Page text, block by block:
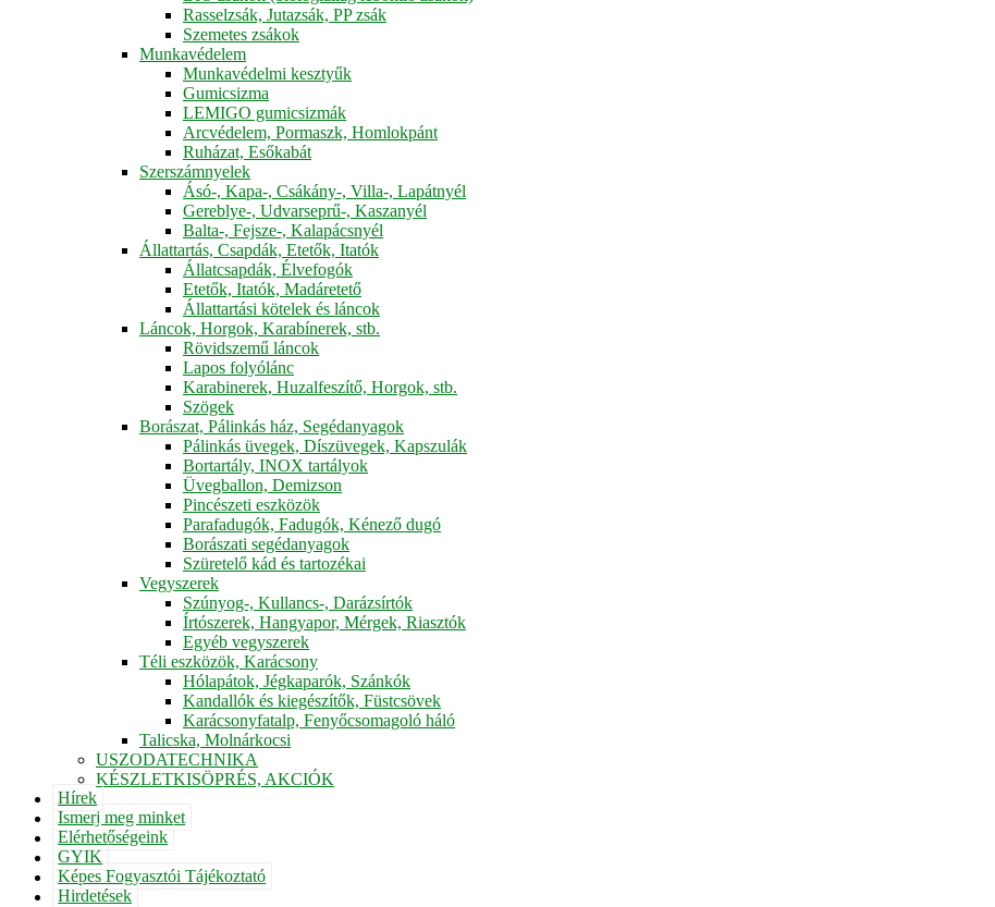
Rasselzsák, Jutazsák, PP zsák
Szemetes zsákok
Munkavédelem
Munkavédelmi kesztyűk
Gumicsizma
LEMIGO gumicsizmák
Arcvédelem, Pormaszk, Homlokpánt
Ruházat, Esőkabát
Szerszámnyelek
Ásó-, Kapa-, Csákány-, Villa-, Lapátnyél
Gereblye-, Udvarseprű-, Kaszanyél
Balta-, Fejsze-, Kalapácsnyél
Állattartás, Csapdák, Etetők, Itatók
Állatcsapdák, Élvefogók
Etetők, Itatók, Madáretető
Állattartási kötelek és láncok
Láncok, Horgok, Karabínerek, stb.
Rövidszemű láncok
Lapos folyólánc
Karabinerek, Huzalfeszítő, Horgok, stb.
Szögek
Borászat, Pálinkás ház, Segédanyagok
Pálinkás üvegek, Díszüvegek, Kapszulák
Bortartály, INOX tartályok
Üvegballon, Demizson
Pincészeti eszközök
Parafadugók, Fadugók, Kénező dugó
Borászati segédanyagok
Szüretelő kád és tartozékai
Vegyszerek
Szúnyog-, Kullancs-, Darázsírtók
Írtószerek, Hangyapor, Mérgek, Riasztók
Egyéb vegyszerek
Téli eszközök, Karácsony
Hólapátok, Jégkaparók, Szánkók
Kandallók és kiegészítők, Füstcsövek
Karácsonyfatalp, Fenyőcsomagoló háló
Talicska, Molnárkocsi
USZODATECHNIKA
KÉSZLETKISÖPRÉS, AKCIÓK
Hírek
Ismerj meg minket
Elérhetőségeink
GYIK
Képes Fogyasztói Tájékoztató
Hirdetések